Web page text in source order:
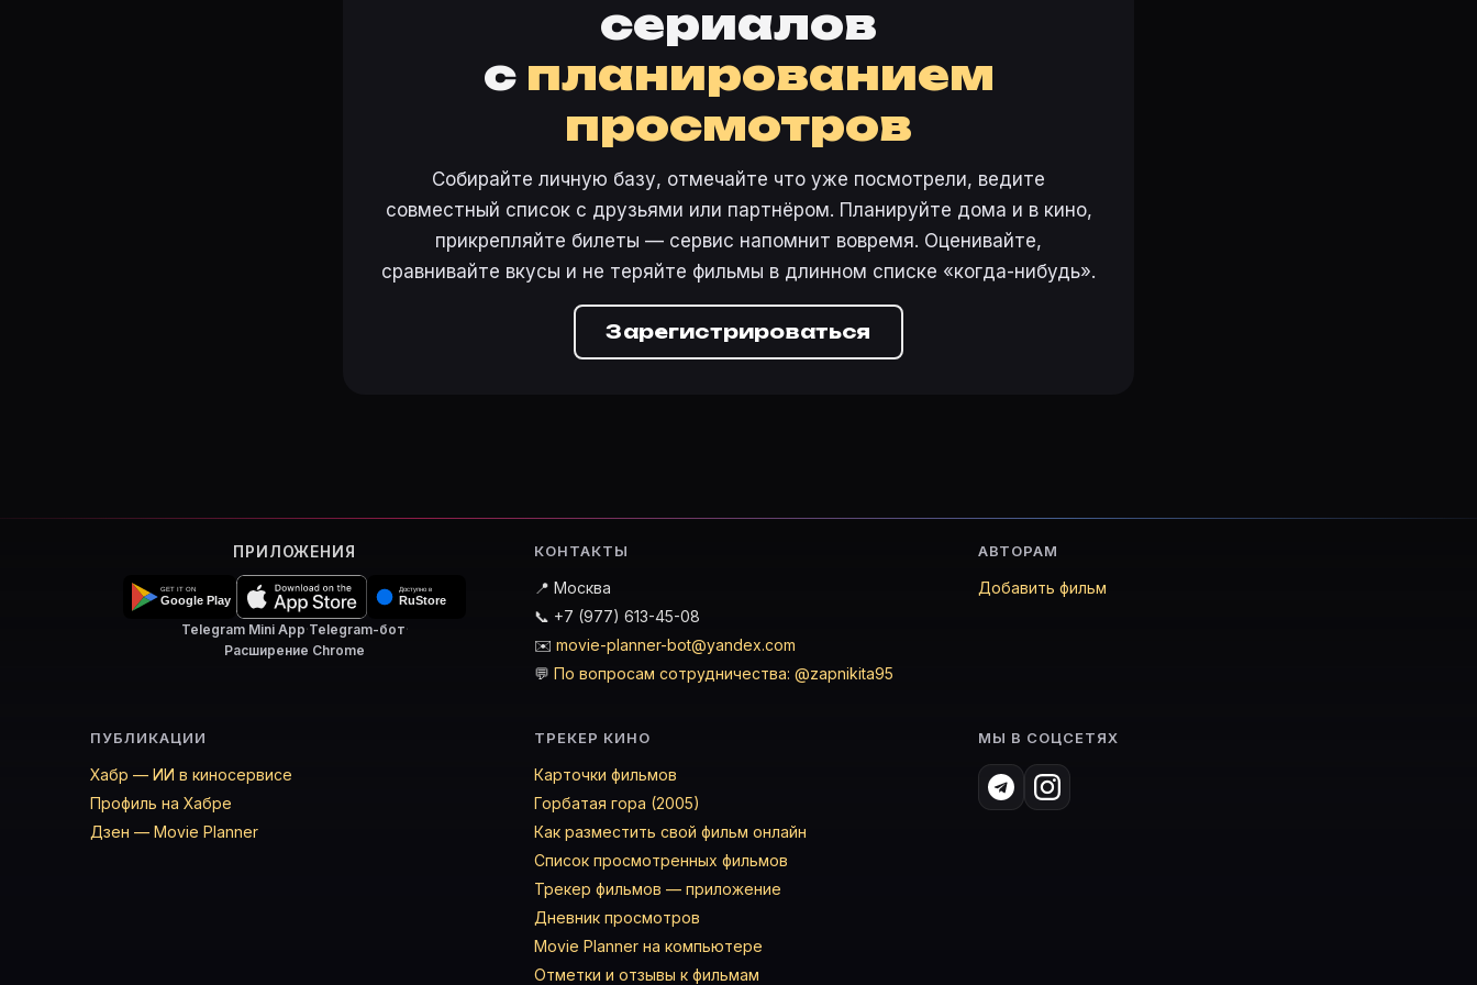
сериалов
с планированием
просмотров
Собирайте личную базу, отмечайте что уже посмотрели, ведите
совместный список с друзьями или партнёром. Планируйте дома и в кино,
прикрепляйте билеты — сервис напомнит вовремя. Оценивайте,
сравнивайте вкусы и не теряйте фильмы в длинном списке «когда-нибудь».
Зарегистрироваться
ПРИЛОЖЕНИЯ
Telegram Mini App·Telegram-бот·
Расширение Chrome
КОНТАКТЫ
📍 Москва
📞 +7 (977) 613-45-08
✉️ movie-planner-bot@yandex.com
💬 По вопросам сотрудничества: @zapnikita95
АВТОРАМ
Добавить фильм
ПУБЛИКАЦИИ
Хабр — ИИ в киносервисе
Профиль на Хабре
Дзен — Movie Planner
ТРЕКЕР КИНО
Карточки фильмов
Горбатая гора (2005)
Как разместить свой фильм онлайн
Список просмотренных фильмов
Трекер фильмов — приложение
Дневник просмотров
Movie Planner на компьютере
Отметки и отзывы к фильмам
МЫ В СОЦСЕТЯХ